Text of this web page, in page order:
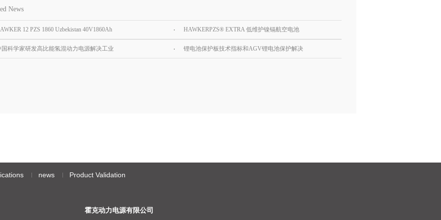
News
12 PZS 1860 Uzbekistan 40V1860Ah
tractor battery
HAWKERPZS® EXTRA 低维护镍镉航空电池
国科学家研发高比能氢混动力电源解决工业 锂电池保护板技术指标和AGV锂电池保护解决
news Product Validation
霍克动力电源有限公司